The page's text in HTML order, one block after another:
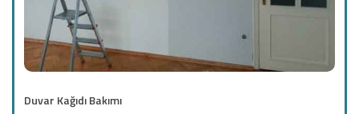
Duvar Kağıdı Bakımı